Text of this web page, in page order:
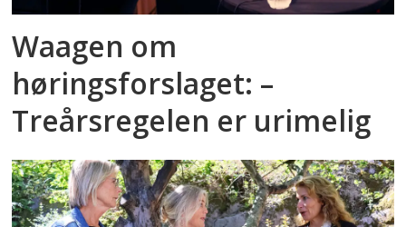
Waagen om
høringsforslaget: –
Treårsregelen er urimelig